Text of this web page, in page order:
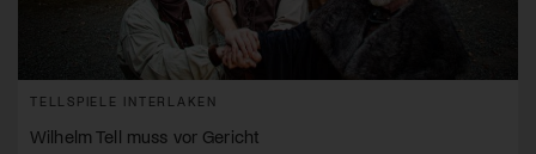
TELLSPIELE INTERLAKEN
Wilhelm Tell muss vor Gericht